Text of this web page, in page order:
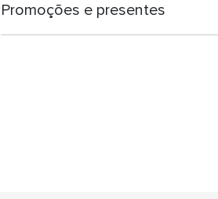
Promoções e presentes